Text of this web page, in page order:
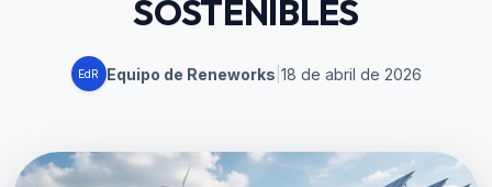
SOSTENIBLES
EdR Equipo de Reneworks 18 de abril de 2026